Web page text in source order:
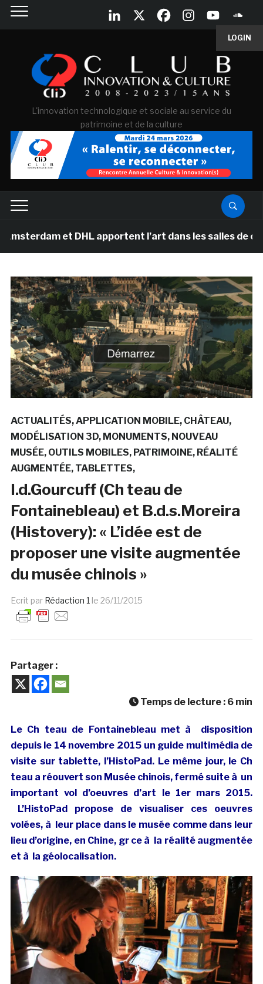
LOGIN
L'innovation technologique et sociale au service du
patrimoine et de la culture
et DHL apportent l’art dans les salles de classe des
ACTUALITÉS APPLICATION MOBILE CHÂTEAU
MODÉLISATION 3D MONUMENTS NOUVEAU
MUSÉE OUTILS MOBILES PATRIMOINE RÉALITÉ
AUGMENTÉE TABLETTES
I.d.Gourcuff (Ch teau de
Fontainebleau) et B.d.s.Moreira
(Histovery): « L’idée est de
proposer une visite augmentée
du musée chinois »
Ecrit par Rédaction 1 le 26/11/2015
Partager :
Temps de lecture : 6 min
Le Ch teau de Fontainebleau met à disposition
depuis le 14 novembre 2015 un guide multimédia de
visite sur tablette, l’HistoPad. Le même jour, le Ch
teau a réouvert son Musée chinois, fermé suite à un
important vol d’oeuvres d’art le 1er mars 2015.
L’HistoPad propose de visualiser ces oeuvres
volées, à leur place dans le musée comme dans leur
lieu d’origine, en Chine, gr ce à la réalité augmentée
et à la géolocalisation.